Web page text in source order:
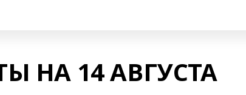
НА 14 АВГУСТА